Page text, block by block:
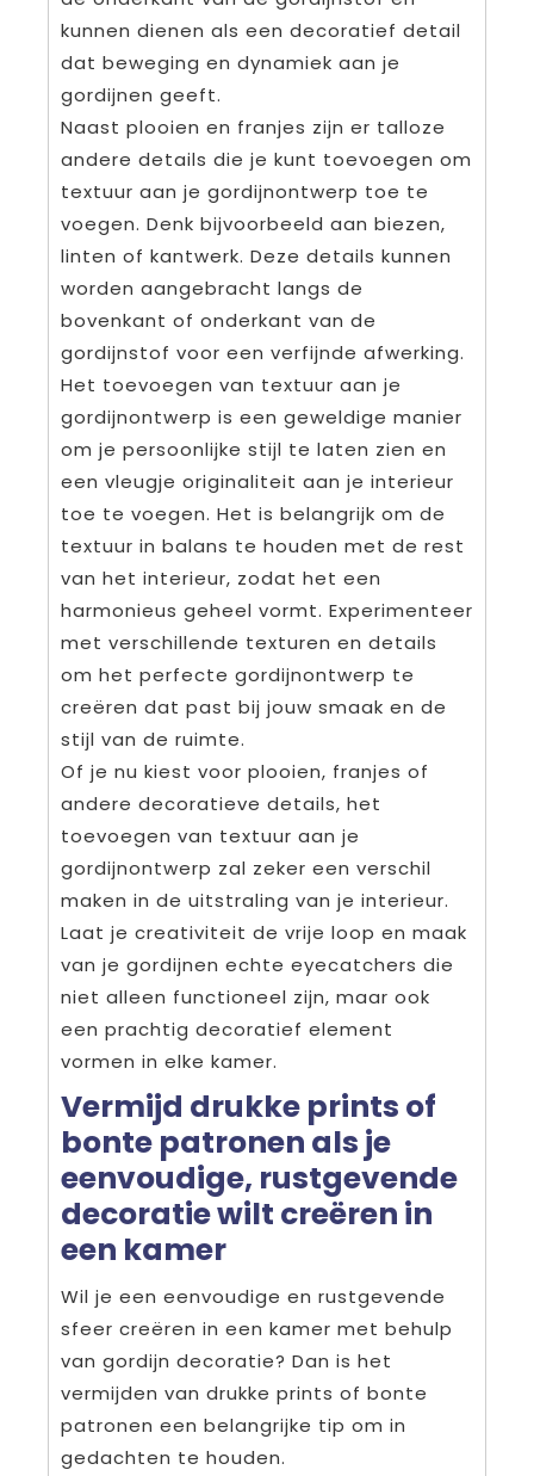
kunnen dienen als een decoratief detail
dat beweging en dynamiek aan je
gordijnen geeft.
Naast plooien en franjes zijn er talloze
andere details die je kunt toevoegen om
textuur aan je gordijnontwerp toe te
voegen. Denk bijvoorbeeld aan biezen,
linten of kantwerk. Deze details kunnen
worden aangebracht langs de
bovenkant of onderkant van de
gordijnstof voor een verfijnde afwerking.
Het toevoegen van textuur aan je
gordijnontwerp is een geweldige manier
om je persoonlijke stijl te laten zien en
een vleugje originaliteit aan je interieur
toe te voegen. Het is belangrijk om de
textuur in balans te houden met de rest
van het interieur, zodat het een
harmonieus geheel vormt. Experimenteer
met verschillende texturen en details
om het perfecte gordijnontwerp te
creëren dat past bij jouw smaak en de
stijl van de ruimte.
Of je nu kiest voor plooien, franjes of
andere decoratieve details, het
toevoegen van textuur aan je
gordijnontwerp zal zeker een verschil
maken in de uitstraling van je interieur.
Laat je creativiteit de vrije loop en maak
van je gordijnen echte eyecatchers die
niet alleen functioneel zijn, maar ook
een prachtig decoratief element
vormen in elke kamer.
Vermijd drukke prints of
bonte patronen als je
eenvoudige, rustgevende
decoratie wilt creëren in
een kamer
Wil je een eenvoudige en rustgevende
sfeer creëren in een kamer met behulp
van gordijn decoratie? Dan is het
vermijden van drukke prints of bonte
patronen een belangrijke tip om in
gedachten te houden.